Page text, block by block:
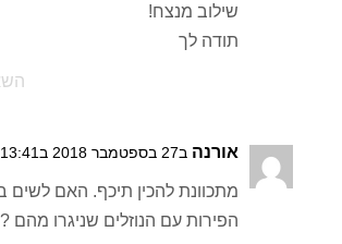
שילוב מנצח!
תודה לך
אורנה ב27 בספטמבר 2018 ב13:41
מתכוונת להכין תיכף. האם לשים
הפירות עם הנוזלים שניגרו מהם ?